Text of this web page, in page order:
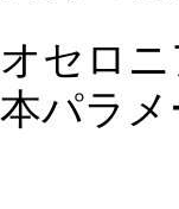
オセロ
本パラメ